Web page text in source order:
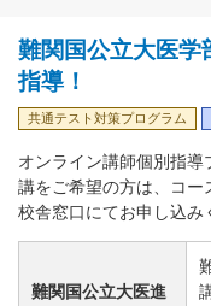
難関国公立大医学
指導！
共通テスト対策プログラム
オンライン講師個別指
講をご希望の方は、コ
校舎窓口にてお申し込み
難関国公立大医進